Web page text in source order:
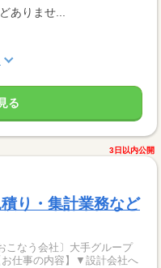
ありませ...
る
3日以内公開
り・集計業務など
こなう会社〕大手グループ
仕事の内容】▼設計会社へ